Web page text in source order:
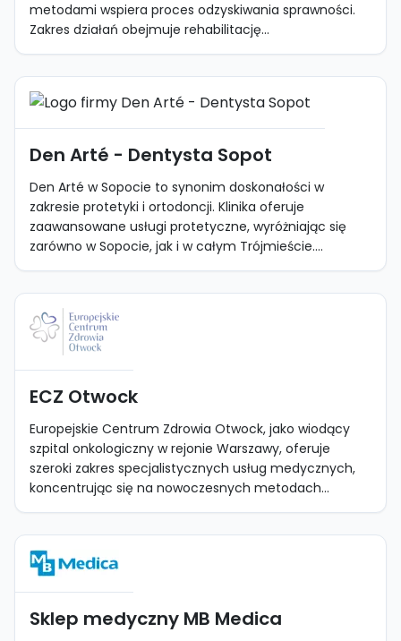
metodami wspiera proces odzyskiwania sprawności.
Zakres działań obejmuje rehabilitację...
Den Arté - Dentysta Sopot
Den Arté w Sopocie to synonim doskonałości w
zakresie protetyki i ortodoncji. Klinika oferuje
zaawansowane usługi protetyczne, wyróżniając się
zarówno w Sopocie, jak i w całym Trójmieście....
ECZ Otwock
Europejskie Centrum Zdrowia Otwock, jako wiodący
szpital onkologiczny w rejonie Warszawy, oferuje
szeroki zakres specjalistycznych usług medycznych,
koncentrując się na nowoczesnych metodach...
Sklep medyczny MB Medica